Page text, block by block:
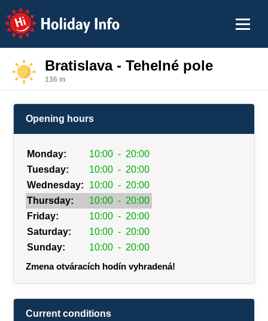
Holiday Info
Bratislava - Tehelné pole
136 m
Opening hours
Monday: 10:00 - 20:00
Tuesday:
10:00 - 20:00
Wednesday:
10:00 - 20:00
Thursday:
10:00 - 20:00
Friday:
10:00 - 20:00
Saturday:
10:00 - 20:00
Sunday:
10:00 - 20:00
Zmena otváracích hodín vyhradená!
Current conditions